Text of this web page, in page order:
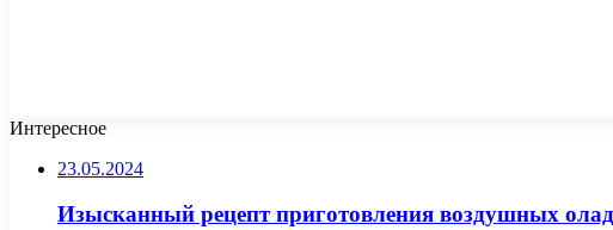
Интересное
23.05.2024
Изысканный рецепт приготовления воздушных